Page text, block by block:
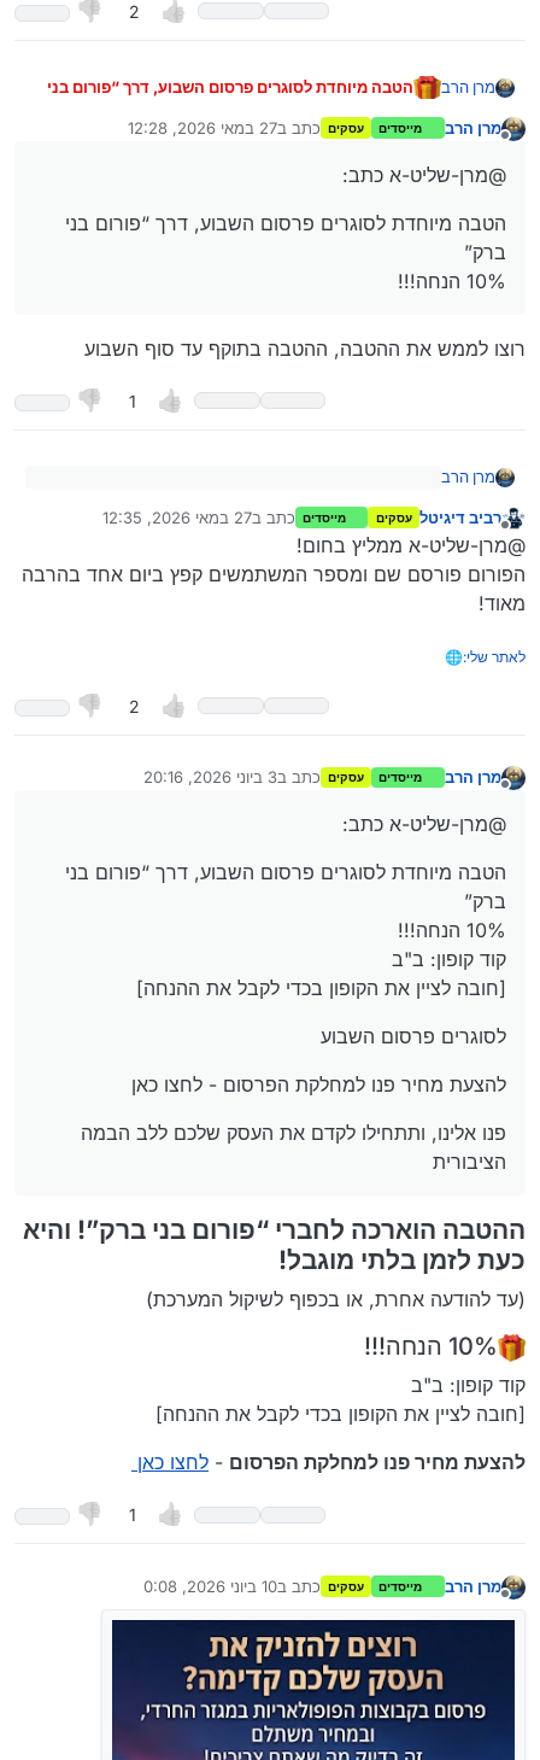
2
מרן הרב
הטבה מיוחדת לסוגרים פרסום השבוע, דרך “פורום בני
10% הנחה!!!
[חובה לציין את הקופון בכדי לקבל את ההנחה]
מרן הרב מייסדים עסקים כתב ב27 במאי 2026, 12:28
נערך לאחרונה על ידי
@מרן-שליט-א כתב:
הטבה מיוחדת לסוגרים פרסום השבוע, דרך “פורום בני
ברק”
10% הנחה!!!
רוצו לממש את ההטבה, ההטבה בתוקף עד סוף השבוע
1
מרן הרב
הטבה מיוחדת לסוגרים פרסום השבוע, דרך “פורום בני
10% הנחה!!!
רוצו לממש את ההטבה, ההטבה בתוקף עד סוף השבוע
רביב דיגיטל עסקים מייסדים כתב ב27 במאי 2026, 12:35
נערך לאחרונה על ידי
@מרן-שליט-א ממליץ בחום!
הפורום פורסם שם ומספר המשתמשים קפץ ביום אחד בהרבה
מאוד!
לאתר שלי:🌐
2
מרן הרב מייסדים עסקים כתב ב3 ביוני 2026, 20:16
נערך לאחרונה על ידי מרן הרב
@מרן-שליט-א כתב:
הטבה מיוחדת לסוגרים פרסום השבוע, דרך “פורום בני
ברק”
10% הנחה!!!
קוד קופון: ב"ב
[חובה לציין את הקופון בכדי לקבל את ההנחה]
לסוגרים פרסום השבוע
להצעת מחיר פנו למחלקת הפרסום - לחצו כאן
פנו אלינו, ותתחילו לקדם את העסק שלכם ללב הבמה
הציבורית
ההטבה הוארכה לחברי “פורום בני ברק”! והיא
כעת לזמן בלתי מוגבל!
(עד להודעה אחרת, או בכפוף לשיקול המערכת)
10% הנחה!!!
קוד קופון: ב"ב
[חובה לציין את הקופון בכדי לקבל את ההנחה]
להצעת מחיר פנו למחלקת הפרסום - לחצו כאן
1
מרן הרב מייסדים עסקים כתב ב10 ביוני 2026, 0:08
נערך לאחרונה על ידי מרן הרב